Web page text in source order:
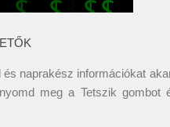
és naprakész információkat
meg a Tetszik gombot